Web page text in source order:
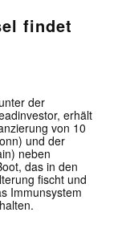
findet
der
erhält
von 10
und der
neben
das in den
fischt und
Immunsystem